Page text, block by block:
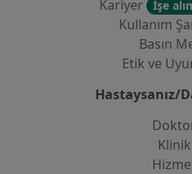
Kariyer
İşe
Kullanım
Basın
Etik ve
Hastaysanız/